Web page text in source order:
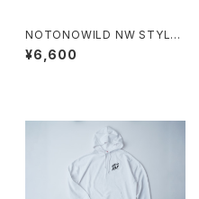
NOTONOWILD NW STYLE
HOODIE - WHITE -
¥6,600